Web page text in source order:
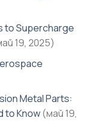
to Supercharge
19, 2025)
Metal Parts:
to Know(май 19,